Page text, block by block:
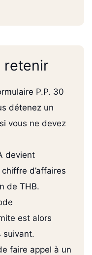
retenir
P.P. 30
détenez un
vous ne devez
devient
d’affaires
de THB.
est alors
suivant.
faire appel à un